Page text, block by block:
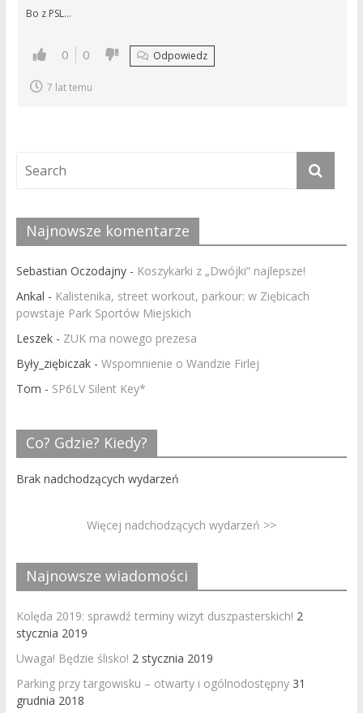
Bo z PSL…
0 0 Odpowiedz
7 lat temu
Najnowsze komentarze
Sebastian Oczodajny- Koszykarki z „Dwójki” najlepsze!
Ankal - Kalistenika, street workout, parkour: w Ziębicach
powstaje Park Sportów Miejskich
Leszek- ZUK ma nowego prezesa
Były_ziębiczak- Wspomnienie o Wandzie Firlej
Tom - SP6LV Silent Key*
Co? Gdzie? Kiedy?
Brak nadchodzących wydarzeń
Więcej nadchodzących wydarzeń >>
Najnowsze wiadomości
Kolęda 2019: sprawdź terminy wizyt duszpasterskich! 2
stycznia 2019
Uwaga! Będzie ślisko! 2 stycznia 2019
Parking przy targowisku – otwarty i ogólnodostępny 31
grudnia 2018